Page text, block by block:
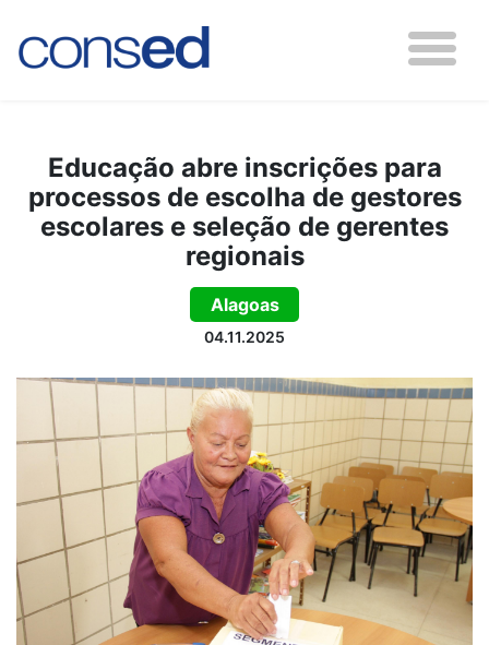
Educação abre inscrições para
processos de escolha de gestores
escolares e seleção de gerentes
regionais
Alagoas
04.11.2025